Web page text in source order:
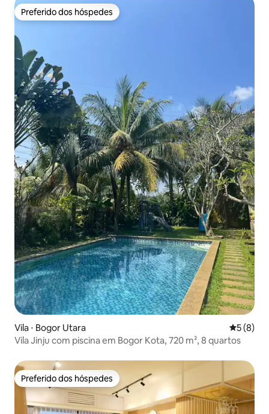
Preferido dos hóspedes
Preferido dos hóspedes
Vila ⋅ Bogor Utara 5 de
5 (8)
Vila Jinju com piscina em Bogor Kota, 720 m², 8 quartos
Preferido dos hóspedes
Preferido dos hóspedes